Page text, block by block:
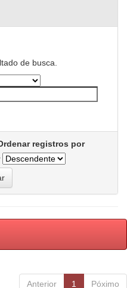
de busca.
registros por
Anterior 1 Póximo